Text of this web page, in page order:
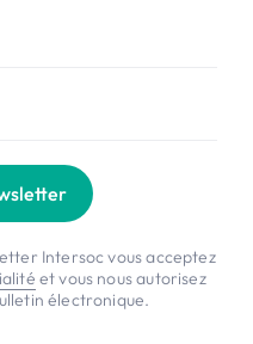
Intersoc vous acceptez
et vous nous autorisez
électronique.